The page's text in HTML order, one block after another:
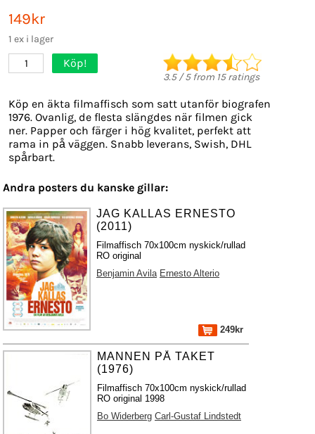
149kr
1 ex i lager
1 Köp!
3.5/5from 15ratings
Köp en äkta filmaffisch som satt utanför biografen
1976. Ovanlig, de flesta slängdes när filmen gick
ner. Papper och färger i hög kvalitet, perfekt att
rama in på väggen. Snabb leverans, Swish, DHL
spårbart.
Andra posters du kanske gillar:
JAG KALLAS ERNESTO
(2011)
Filmaffisch 70x100cm nyskick/rullad
RO original
Benjamin Avila Ernesto Alterio
249kr
MANNEN PÅ TAKET
(1976)
Filmaffisch 70x100cm nyskick/rullad
RO original 1998
Bo Widerberg Carl-Gustaf Lindstedt